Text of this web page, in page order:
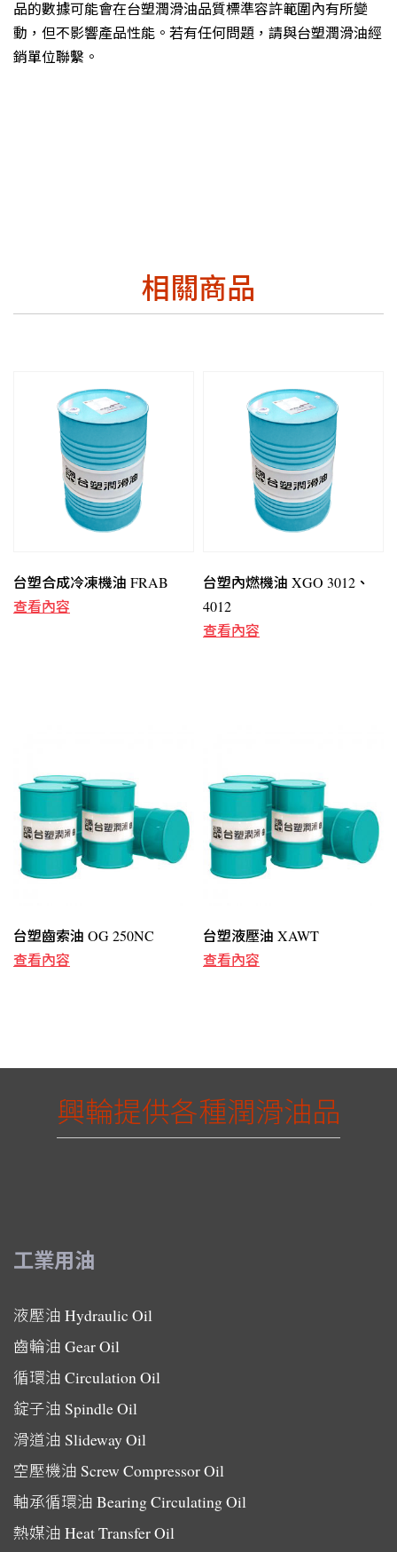
品的數據可能會在台塑潤滑油品質標準容許範圍內有所變
動，但不影響產品性能。若有任何問題，請與台塑潤滑油經
銷單位聯繫。
相關商品
台塑合成冷凍機油 FRAB
查看內容
台塑內燃機油 XGO 3012、
4012
查看內容
台塑齒索油 OG 250NC
查看內容
台塑液壓油 XAWT
查看內容
興輪提供各種潤滑油品
工業用油
液壓油 Hydraulic Oil
齒輪油 Gear Oil
循環油 Circulation Oil
錠子油 Spindle Oil
滑道油 Slideway Oil
空壓機油 Screw Compressor Oil
軸承循環油 Bearing Circulating Oil
熱媒油 Heat Transfer Oil